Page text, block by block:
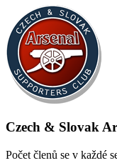
Czech & Slovak
Počet členů se v každé